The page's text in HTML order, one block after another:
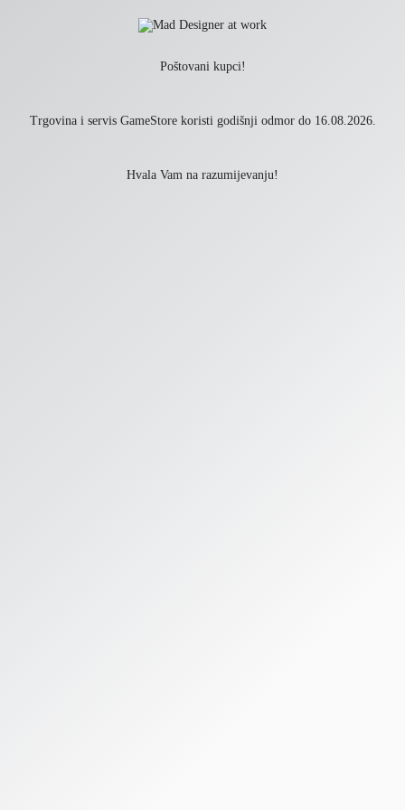
Poštovani kupci!
Trgovina i servis GameStore koristi godišnji odmor do 16.08.2026.
Hvala Vam na razumijevanju!